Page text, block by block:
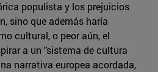
populista y los prejuicios
sino que además haría
cultural, o peor aún, el
a un "sistema de cultura
narrativa europea acordada,